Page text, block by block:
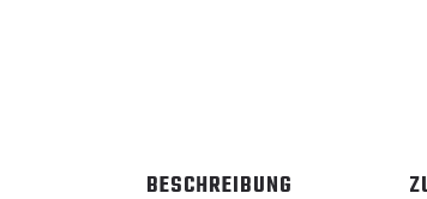
BESCHREIBUNG